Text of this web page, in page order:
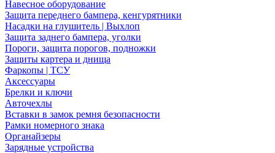
Навесное оборудование
Защита переднего бампера, кенгурятники
Насадки на глушитель | Выхлоп
Защита заднего бампера, уголки
Пороги, защита порогов, подножки
Защиты картера и днища
Фаркопы | ТСУ
Аксессуары
Брелки и ключи
Авточехлы
Вставки в замок ремня безопасности
Рамки номерного знака
Органайзеры
Зарядные устройства